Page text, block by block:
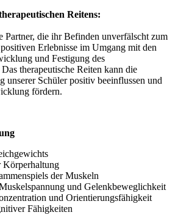
Reitens:
Partner, die ihr Befinden unverfälscht zum
Erlebnisse im Umgang mit den
und Festigung des
therapeutische Reiten kann die
unserer Schüler positiv beeinflussen und
fördern.
Körperhaltung
der Muskeln
und Gelenkbeweglichkeit
und Orientierungsfähigkeit
Fähigkeiten